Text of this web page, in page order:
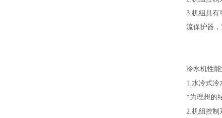
3.机组具有
流保护器
冷水机性
1.水冷式冷
*为理想的
2.机组控制